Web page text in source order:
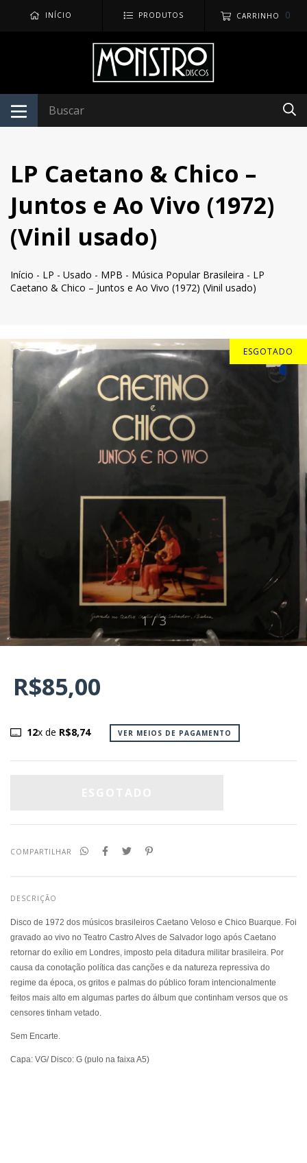
INÍCIO PRODUTOS CARRINHO 0
LP Caetano & Chico –
Juntos e Ao Vivo (1972)
(Vinil usado)
Início - LP - Usado - MPB - Música Popular Brasileira - LP
Caetano & Chico – Juntos e Ao Vivo (1972) (Vinil usado)
ESGOTADO
1/3
R$85,00
12x de R$8,74 VER MEIOS DE PAGAMENTO
COMPARTILHAR
DESCRIÇÃO
Disco de 1972 dos músicos brasileiros Caetano Veloso e Chico Buarque. Foi
gravado ao vivo no Teatro Castro Alves de Salvador logo após Caetano
retornar do exílio em Londres, imposto pela ditadura militar brasileira. Por
causa da conotação política das canções e da natureza repressiva do
regime da época, os gritos e palmas do público foram intencionalmente
feitos mais alto em algumas partes do álbum que continham versos que os
censores tinham vetado.
Sem Encarte.
Capa: VG/ Disco: G (pulo na faixa A5)